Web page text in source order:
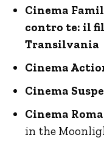
Cinema
contro te: il
Transilvania
Cinema
Cinema
Cinema
in the